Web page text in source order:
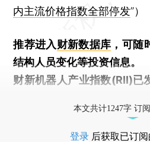
内主流价格指数全部停发”）
推荐进入财新数据库 ，可随
结构人员变化等投资信息。
财新机器人产业指数(RII)已
本文共计1247字 订
登录 后获取已订